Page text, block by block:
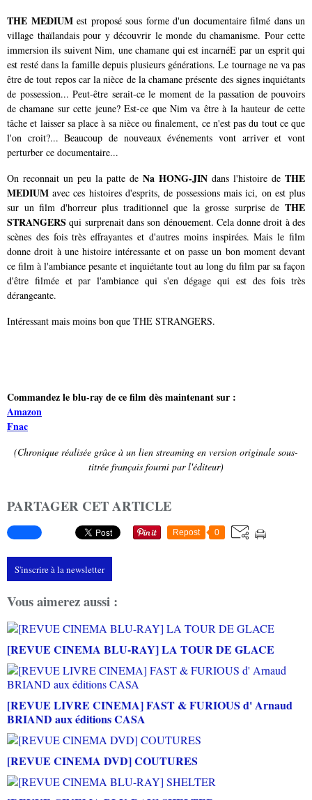
THE MEDIUMest proposé sous forme d'un documentaire filmé dans un
village thaïlandais pour y découvrir le monde du chamanisme. Pour cette
immersion ils suivent Nim, une chamane qui est incarnéE par un esprit qui
est resté dans la famille depuis plusieurs générations. Le tournage ne va pas
être de tout repos car la nièce de la chamane présente des signes inquiétants
de possession... Peut-être serait-ce le moment de la passation de pouvoirs
de chamane sur cette jeune? Est-ce que Nim va être à la hauteur de cette
tâche et laisser sa place à sa nièce ou finalement, ce n'est pas du tout ce que
l'on croit?... Beaucoup de nouveaux événements vont arriver et vont
perturber ce documentaire...
On reconnait un peu la patte de Na HONG-JIN dans l'histoire de THE
MEDIUM avec ces histoires d'esprits, de possessions mais ici, on est plus
sur un film d'horreur plus traditionnel que la grosse surprise de THE
STRANGERS qui surprenait dans son dénouement. Cela donne droit à des
scènes des fois très effrayantes et d'autres moins inspirées. Mais le film
donne droit à une histoire intéressante et on passe un bon moment devant
ce film à l'ambiance pesante et inquiétante tout au long du film par sa façon
d'être filmée et par l'ambiance qui s'en dégage qui est des fois très
dérangeante.
Intéressant mais moins bon que THE STRANGERS.
Commandez le blu-ray de ce film dès maintenant sur :
Amazon
Fnac
(Chronique réalisée grâce à un lien streaming en version originale sous-
titrée français fourni par l'éditeur)
PARTAGER CET ARTICLE
Repost 0
S'inscrire à la newsletter
Vous aimerez aussi :
[REVUE CINEMA BLU-RAY] LA TOUR DE GLACE
[REVUE LIVRE CINEMA] FAST & FURIOUS d' Arnaud
BRIAND aux éditions CASA
[REVUE CINEMA DVD] COUTURES